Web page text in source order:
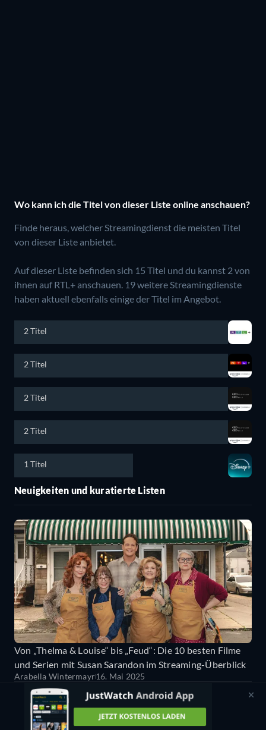
Wo kann ich die Titel von dieser Liste online anschauen?
Finde heraus, welcher Streamingdienst die meisten Titel
von dieser Liste anbietet.
Auf dieser Liste befinden sich 15 Titel und du kannst 2 von
ihnen auf RTL+ anschauen. 19 weitere Streamingdienste
haben aktuell ebenfalls einige der Titel im Angebot.
2 Titel
2 Titel
2 Titel
2 Titel
1 Titel
Neuigkeiten und kuratierte Listen
Von „Thelma & Louise“ bis „Feud“: Die 10 besten Filme
und Serien mit Susan Sarandon im Streaming-Überblick
Arabella Wintermayr16. Mai 2025